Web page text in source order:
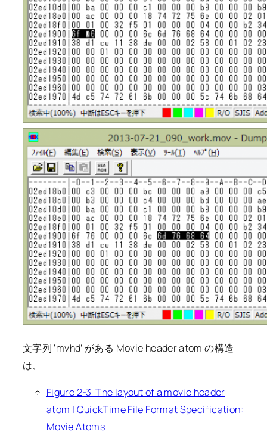
文字列 ‘mvhd’ がある Movie header atom の構造
は、
Figure 2-3 The layout of a movie header
atom | QuickTime File Format Specification:
Movie Atoms